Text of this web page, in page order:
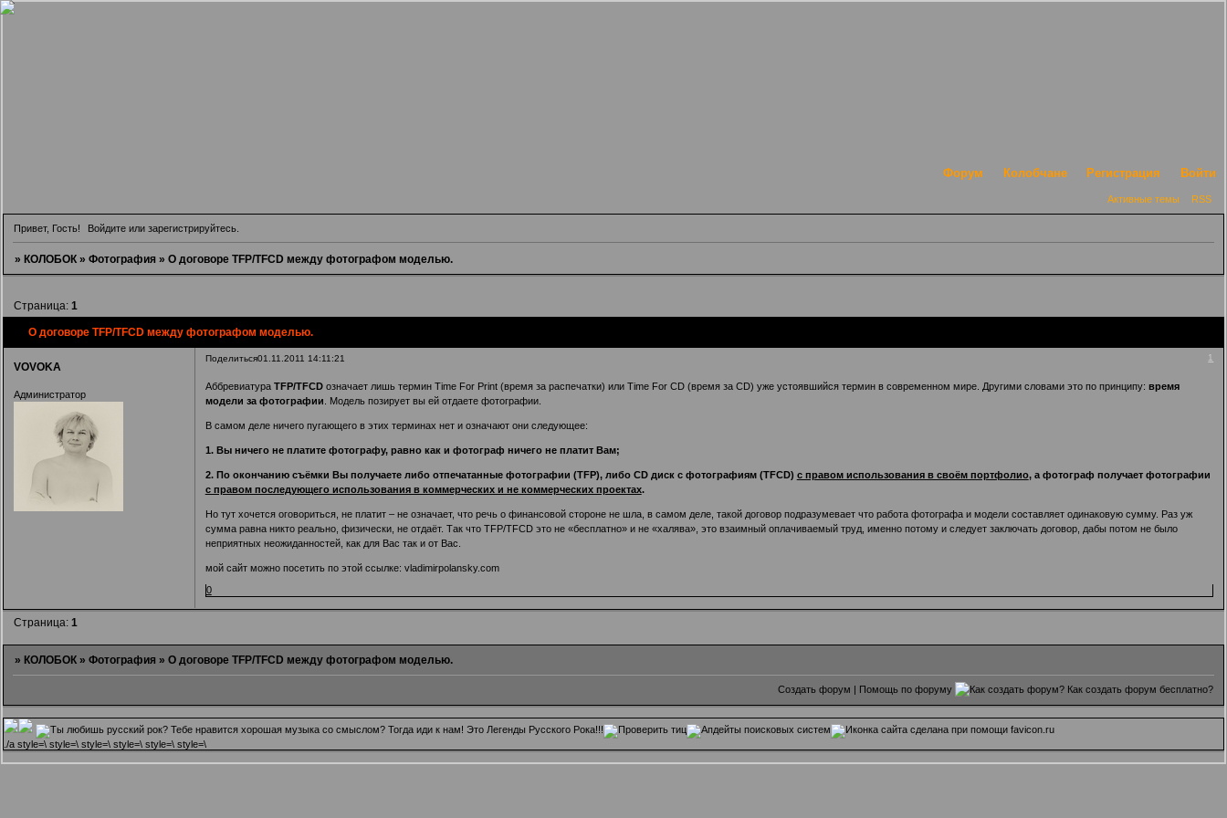
Форум Колобчане Регистрация Войти
Активные темы RSS
Привет, Гость! Войдите илизарегистрируйтесь
» КОЛОБОК » Фотография » О договоре TFP/TFCD между фотографом моделью.
О договоре TFP/TFCD между фотографом моделью.
Страница: 1
Поделиться 1
01.11.2011 14:11:21
VOVOKA
Администратор
Аббревиатура TFP/TFCDозначает лишь термин Time For Print (время за распечатки) или Time For CD (время за CD) уже устоявшийся термин в современном мире. Другими словами это по принципу: время
модели за фотографии . Модель позирует вы ей отдаете фотографии.
В самом деле ничего пугающего в этих терминах нет и означают они следующее:
1. Вы ничего не платите фотографу, равно как и фотограф ничего не платит Вам;
2. По окончанию съёмки Вы получаете либо отпечатанные фотографии (TFP), либо CD диск с фотографиям (TFCD) с правом использования в своём портфолио, а фотограф получает фотографии
с правом последующего использования в коммерческих и не коммерческих проектах.
Но тут хочется оговориться, не платит – не означает, что речь о финансовой стороне не шла, в самом деле, такой договор подразумевает что работа фотографа и модели составляет одинаковую сумму. Раз уж
сумма равна никто реально, физически, не отдаёт. Так что TFP/TFCD это не «бесплатно» и не «халява», это взаимный оплачиваемый труд, именно потому и следует заключать договор, дабы потом не было
неприятных неожиданностей, как для Вас так и от Вас.
мой сайт можно посетить по этой ссылке: vladimirpolansky.com
0
Страница: 1
» КОЛОБОК » Фотография » О договоре TFP/TFCD между фотографом моделью.
Создать форум | Помощь по форуму
/a style=\ style=\ style=\ style=\ style=\ style=\